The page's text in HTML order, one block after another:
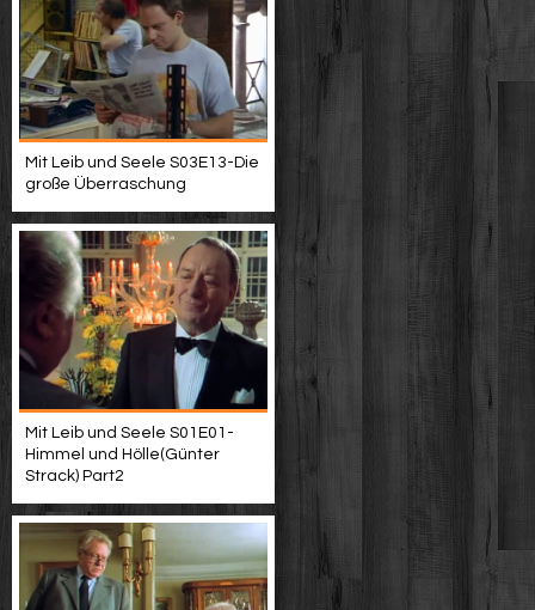
Mit Leib und Seele S03E13-Die
große Überraschung
Mit Leib und Seele S01E01-
Himmel und Hölle(Günter
Strack) Part2